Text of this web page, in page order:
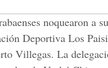
noquearon a
Deportiva Los
Villegas. La